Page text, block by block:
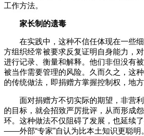
工作方法。
家长制的遗毒
在实践中，这种不信任体现在一些细
方组织经常被要求反复证明自身能力，
进行记录、衡量和解释。他们非但没有
被当作需要管理的风险。久而久之，这
的传统做法，即捐赠方掌握控制权，地方
面对捐赠方不切实际的期望，非营利
的目标，就会招致严厉批评，从而形成
环。这种做法不仅阻碍了发展，也延续
——外部“专家”自认为比本土知识更聪明